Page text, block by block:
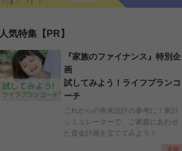
人気特集【PR】
『家族のファイナンス』特別企
画
試してみよう！ライフプランコ
ーチ
これからの将来設計の参考に！家計
シミュレーターで、ご家庭にあわせ
た資金計画を立ててみよう！